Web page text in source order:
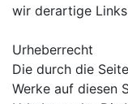
wir derartige
Urheberrecht
Die durch die
Werke auf diesen